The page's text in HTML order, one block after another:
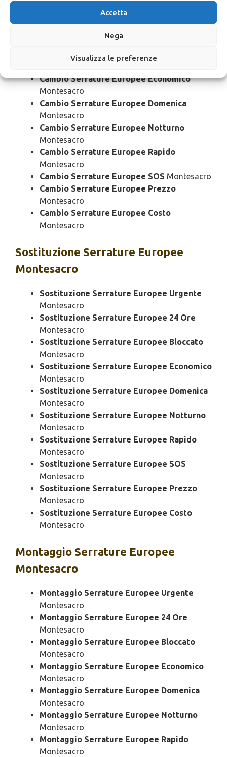
Accetta
Nega
Visualizza le preferenze
Cambio Serrature Europee Bloccato
Cambio Serrature Europee Economico
Montesacro
Cambio Serrature Europee Domenica
Montesacro
Cambio Serrature Europee Notturno
Montesacro
Cambio Serrature Europee Rapido
Montesacro
Cambio Serrature Europee SOS Montesacro
Cambio Serrature Europee Prezzo
Montesacro
Cambio Serrature Europee Costo
Montesacro
Sostituzione Serrature Europee
Montesacro
Sostituzione Serrature Europee Urgente
Montesacro
Sostituzione Serrature Europee 24 Ore
Montesacro
Sostituzione Serrature Europee Bloccato
Montesacro
Sostituzione Serrature Europee Economico
Montesacro
Sostituzione Serrature Europee Domenica
Montesacro
Sostituzione Serrature Europee Notturno
Montesacro
Sostituzione Serrature Europee Rapido
Montesacro
Sostituzione Serrature Europee SOS
Montesacro
Sostituzione Serrature Europee Prezzo
Montesacro
Sostituzione Serrature Europee Costo
Montesacro
Montaggio Serrature Europee
Montesacro
Montaggio Serrature Europee Urgente
Montesacro
Montaggio Serrature Europee 24 Ore
Montesacro
Montaggio Serrature Europee Bloccato
Montesacro
Montaggio Serrature Europee Economico
Montesacro
Montaggio Serrature Europee Domenica
Montesacro
Montaggio Serrature Europee Notturno
Montesacro
Montaggio Serrature Europee Rapido
Montesacro